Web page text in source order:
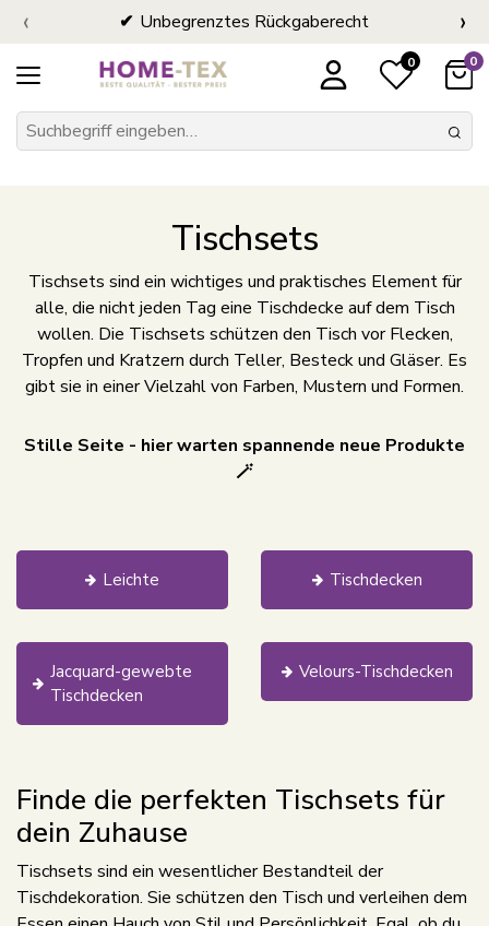
Unbegrenztes Rückgaberecht
‹ ›
0 0
Tischsets
Tischsets sind ein wichtiges und praktisches Element für
alle, die nicht jeden Tag eine Tischdecke auf dem Tisch
wollen. Die Tischsets schützen den Tisch vor Flecken,
Tropfen und Kratzern durch Teller, Besteck und Gläser. Es
gibt sie in einer Vielzahl von Farben, Mustern und Formen.
Stille Seite - hier warten spannende neue Produkte
🪄
Leichte Tischdecken
Jacquard-gewebte
Tischdecken
Velours-Tischdecken
Finde die perfekten Tischsets für
dein Zuhause
Tischsets sind ein wesentlicher Bestandteil der
Tischdekoration. Sie schützen den Tisch und verleihen dem